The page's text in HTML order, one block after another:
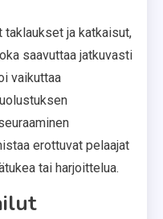
ja katkaisut,
saavuttaa jatkuvasti
vaikuttaa
erottuvat pelaajat
tai harjoittelua.